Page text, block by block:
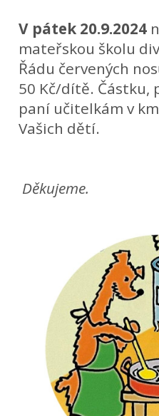
V pátek 20.9.2024
mateřskou školu
Řádu červených
50 Kč/dítě. Částku,
paní učitelkám v
Vašich
Děkujeme.